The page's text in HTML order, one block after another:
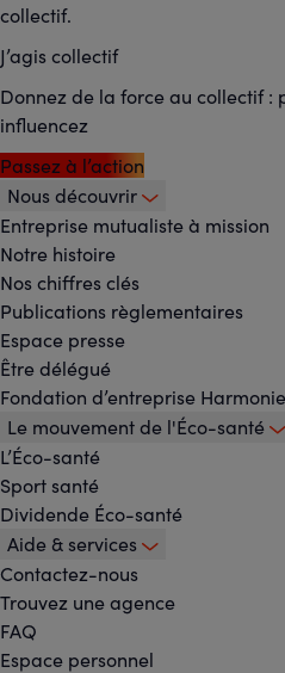
collectif.
J’agis collectif
Donnez de la force au collectif :
influencez
Passez à l’action
Footer
-
Menu
principal
Nous découvrir
Entreprise mutualiste à mission
Notre histoire
Nos chiffres clés
Publications règlementaires
Espace presse
Être délégué
Fondation d’entreprise
Le mouvement de l'Éco-santé
L’Éco-santé
Sport santé
Dividende Éco-santé
Aide & services
Contactez-nous
Trouvez une agence
FAQ
Espace personnel